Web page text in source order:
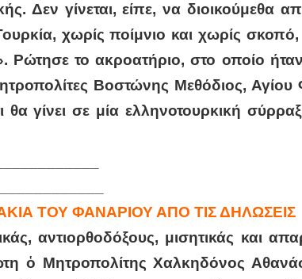
Δεν γίνεται, είπε, να διοικούμεθα
χωρίς ποίμνιο και χωρίς σκοπό,
Ρώτησε το ακροατήριο, στο οποίο
Βοστώνης Μεθόδιος,
γίνει σε μία ελληνοτουρκική
ΤΟΥ ΦΑΝΑΡΙΟΥ ΑΠΟ ΤΙΣ ΔΗΛΩΣΕΙΣ
αντιορθοδόξους, μισητικάς και
ὁ Μητροπολίτης Χαλκηδόνος